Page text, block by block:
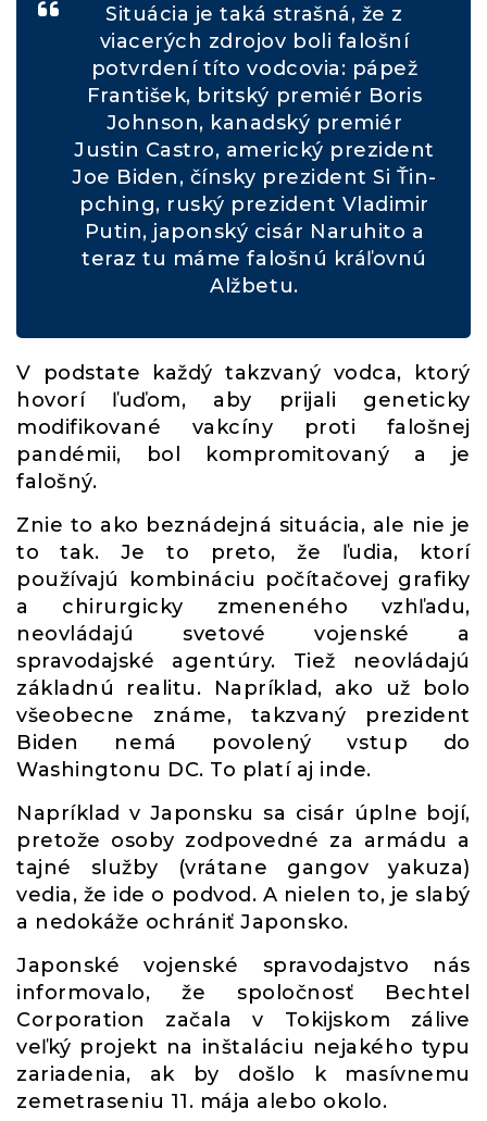
Situácia je taká strašná, že z
viacerých zdrojov boli falošní
potvrdení títo vodcovia: pápež
František, britský premiér Boris
Johnson, kanadský premiér
Justin Castro, americký prezident
Joe Biden, čínsky prezident Si Ťin-
pching, ruský prezident Vladimir
Putin, japonský cisár Naruhito a
teraz tu máme falošnú kráľovnú
Alžbetu.
V podstate každý takzvaný vodca, ktorý
hovorí ľuďom, aby prijali geneticky
modifikované vakcíny proti falošnej
pandémii, bol kompromitovaný a je
falošný.
Znie to ako beznádejná situácia, ale nie je
to tak. Je to preto, že ľudia, ktorí
používajú kombináciu počítačovej grafiky
a chirurgicky zmeneného vzhľadu,
neovládajú svetové vojenské a
spravodajské agentúry. Tiež neovládajú
základnú realitu. Napríklad, ako už bolo
všeobecne známe, takzvaný prezident
Biden nemá povolený vstup do
Washingtonu DC. To platí aj inde.
Napríklad v Japonsku sa cisár úplne bojí,
pretože osoby zodpovedné za armádu a
tajné služby (vrátane gangov yakuza)
vedia, že ide o podvod. A nielen to, je slabý
a nedokáže ochrániť Japonsko.
Japonské vojenské spravodajstvo nás
informovalo, že spoločnosť Bechtel
Corporation začala v Tokijskom zálive
veľký projekt na inštaláciu nejakého typu
zariadenia, ak by došlo k masívnemu
zemetraseniu 11. mája alebo okolo.